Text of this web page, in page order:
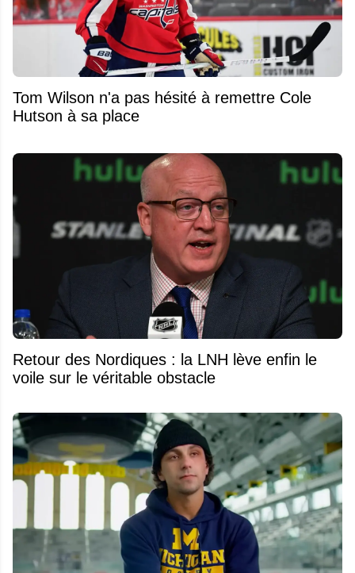
Tom Wilson n'a pas hésité à remettre Cole
Hutson à sa place
Retour des Nordiques : la LNH lève enfin le
voile sur le véritable obstacle